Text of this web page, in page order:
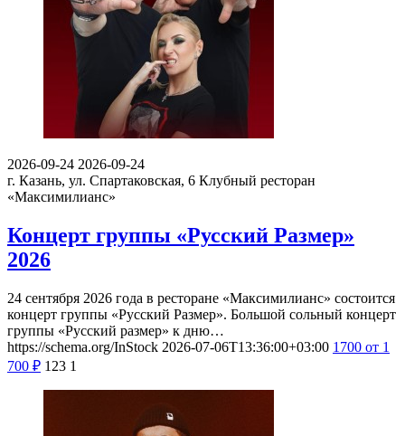
2026-09-24 2026-09-24
г. Казань, ул. Спартаковская, 6 Клубный ресторан
«Максимилианс»
Концерт группы «Русский Размер»
2026
24 сентября 2026 года в ресторане «Максимилианс» состоится
концерт группы «Русский Размер». Большой сольный концерт
группы «Русский размер» к дню…
https://schema.org/InStock 2026-07-06T13:36:00+03:00 1700 от 1
700 ₽ 123 1